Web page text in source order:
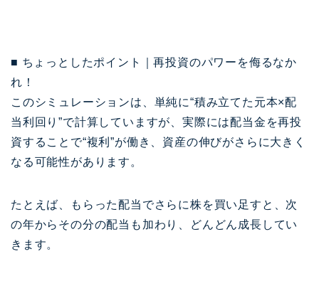
■ ちょっとしたポイント｜再投資のパワーを侮るなか
れ！
このシミュレーションは、単純に“積み立てた元本×配
当利回り”で計算していますが、実際には配当金を再投
資することで“複利”が働き、資産の伸びがさらに大きく
なる可能性があります。
たとえば、もらった配当でさらに株を買い足すと、次
の年からその分の配当も加わり、どんどん成長してい
きます。